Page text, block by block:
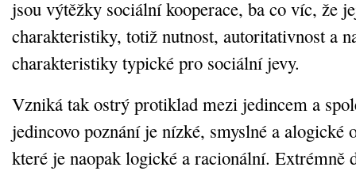
jsou výtěžky sociální kooperace, ba co víc, že
charakteristiky, totiž nutnost, autoritativnost a
charakteristiky typické pro sociální jevy.
Vzniká tak ostrý protiklad mezi jedincem a
jedincovo poznání je nízké, smyslné a alogické
které je naopak logické a racionální. Extrémně